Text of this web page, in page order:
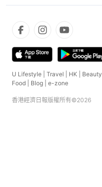
U Lifestyle Travel HK Beauty
Food
Blog e-zone
香港經濟日報版權所有©2026